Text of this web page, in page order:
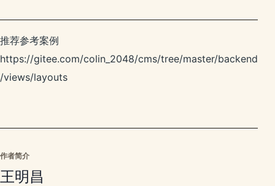
推荐参考案例
https://gitee.com/colin_2048/cms/tree/master/backend
/views/layouts
作者简介
王明昌